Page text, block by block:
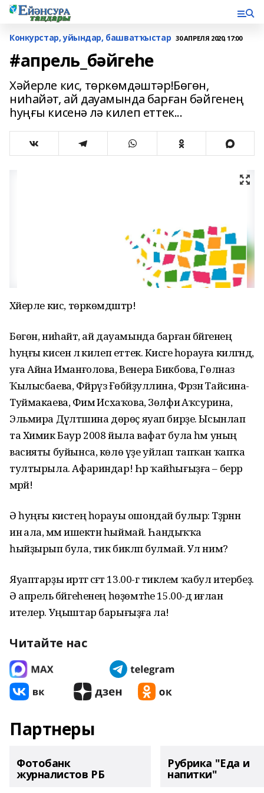
Конкурстар, уйындар, башватҡыстар 30 АПРЕЛЯ 2020, 17:00
#апрель_бәйгеһе
Хәйерле кис, төркөмдәштәр!Бөгөн,
ниһайәт, ай дауамында барған бәйгенең
һуңғы кисенә лә килеп еттек...
Хәйерле кис, төркөмдәштәр!
Бөгөн, ниһайәт, ай дауамында барған бәйгенең
һуңғы кисенә лә килеп еттек. Кисәге һорауға килгәндә,
уға Айна Иманғолова, Венера Бикбова, Гөлназ
Ҡылысбаева, Фәйрүзә Ғөбәйҙуллина, Фәрзәнә Тайсина-
Туймакаева, Фәимә Исхаҡова, Зөлфиә Аҡсурина,
Эльмира Дәүләтшина дөрөҫ яуап бирҙе. Ысынлап
та Химик Баур 2008 йыла вафат була һәм уның
васияты буйынса, көлө үҙе уйлап тапҡан ҡапҡа
тултырыла. Афариндар! Һәр ҡайһығыҙға – берәр
мәрәй!
Ә һуңғы кистең һорауы ошондай булыр: Тәҙрәнән
инә ала, әммә ишектән һыймай. Һандыҡҡа
һыйҙырып була, тик бикләп булмай. Ул нимә?
Яуаптарҙы иртәгә сәғәт 13.00-гә тиклем ҡабул итербеҙ.
Ә апрель бәйгеһенең һөҙөмтәһе 15.00-дә иғлан
ителер. Уңыштар барығыҙға ла!
Читайте нас
Партнеры
Фотобанк
журналистов РБ
Рубрика "Еда и
напитки"